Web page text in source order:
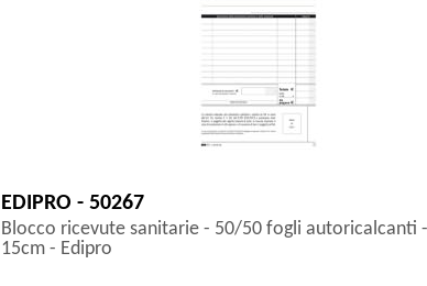
EDIPRO - 50267
Blocco ricevute sanitarie - 50/50 fogli autoricalcanti
15cm - Edipro